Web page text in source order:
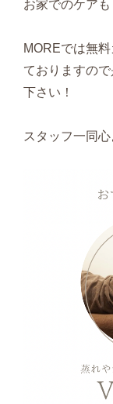
お家でのケア
MOREでは無
ておりますの
下さい！
スタッフ一同